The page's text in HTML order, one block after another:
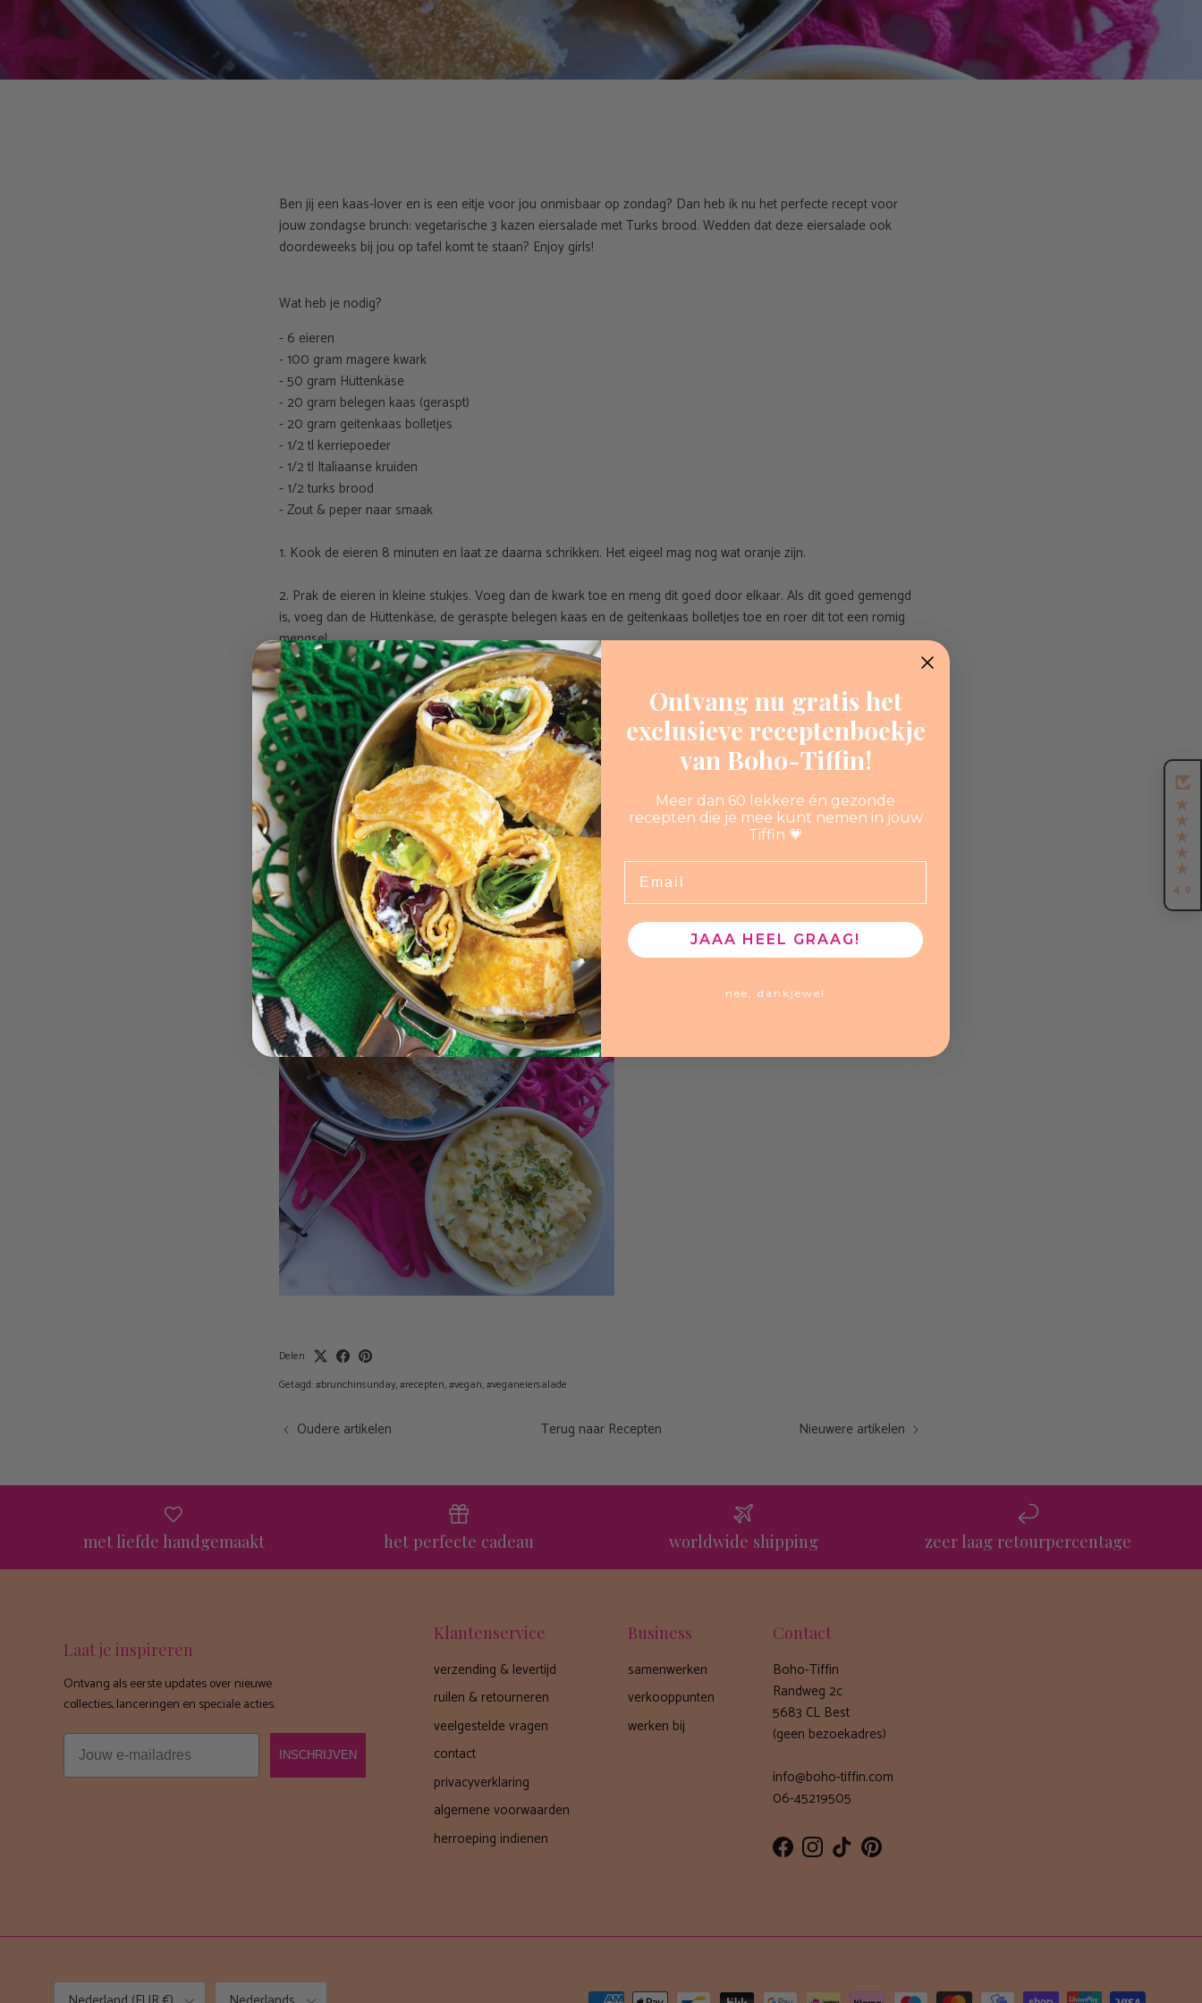
Ben jij een kaas-lover en is een eitje voor jou onmisbaar op zondag? Dan heb ik nu het perfecte recept voor
jouw zondagse brunch: vegetarische 3 kazen eiersalade met Turks brood. Wedden dat deze eiersalade ook
doordeweeks bij jou op tafel komt te staan? Enjoy girls!
Wat heb je nodig?
- 6 eieren
- 100 gram magere kwark
- 50 gram Hüttenkäse
- 20 gram belegen kaas (geraspt)
- 20 gram geitenkaas bolletjes
- 1/2 tl kerriepoeder
- 1/2 tl Italiaanse kruiden
- 1/2 turks brood
- Zout & peper naar smaak
1. Kook de eieren 8 minuten en laat ze daarna schrikken. Het eigeel mag nog wat oranje zijn.
2. Prak de eieren in kleine stukjes. Voeg dan de kwark toe en meng dit goed door elkaar. Als dit goed gemengd
is, voeg dan de Hüttenkäse, de geraspte belegen kaas en de geitenkaas bolletjes toe en roer dit tot een romig
mengsel.
3. Breng de eiersalade op smaak met de kerriepoeder, Italiaanse kruiden en zout & peper.
4. Verwarm het turks brood 5 minuutjes op in de oven op 160 graden. Naar wens kun je dit korter of langer
doen.
You're ready to brunch!
Liefs Jessie
Delen
Getagd:#brunchinsunday #recepten #vegan #veganeiersalade
Oudere artikelen Terug naar Recepten Nieuwere artikelen
met liefde handgemaakt het perfecte cadeau worldwide shipping zeer laag retourpercentage
Laat je inspireren
Ontvang als eerste updates over nieuwe
collecties, lanceringen en speciale acties.
Email
INSCHRIJVEN
Klantenservice
verzending & levertijd
ruilen & retourneren
veelgestelde vragen
contact
privacyverklaring
algemene voorwaarden
herroeping indienen
Business
samenwerken
verkooppunten
werken bij
Contact
Boho-Tiffin
Randweg 2c
5683 CL Best
(geen bezoekadres)
info@boho-tiffin.com
06-45219505
FacebookInstagram
TikTokPinterest
Land/Regio Taal
4.9
Ontvang nu gratis het
exclusieve receptenboekje
van Boho-Tiffin!
Meer dan 60 lekkere én gezonde
recepten die je mee kunt nemen in jouw
Tiffin 💗
JAAA HEEL GRAAG!
nee, dankjewel